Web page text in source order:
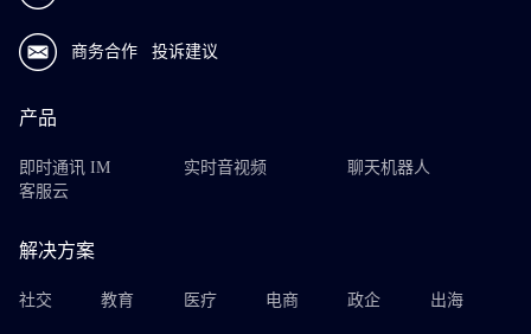
商务合作 投诉建议
产品
即时通讯 IM 实时音视频
聊天机器人
客服云
解决方案
社交 教育 医疗 电商 政企 出海